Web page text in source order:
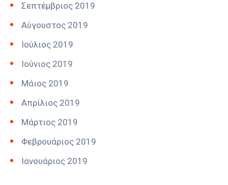
Σεπτέμβριος 2019
Αύγουστος 2019
Ιούλιος 2019
Ιούνιος 2019
Μάιος 2019
Απρίλιος 2019
Μάρτιος 2019
Φεβρουάριος 2019
Ιανουάριος 2019